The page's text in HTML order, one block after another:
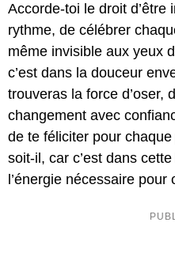
Accorde-toi le droit d’être
rythme, de célébrer
même invisible aux yeux
c’est dans la douceur
trouveras la force d’oser,
changement avec
de te féliciter pour
soit-il, car c’est dans
l’énergie nécessaire pour